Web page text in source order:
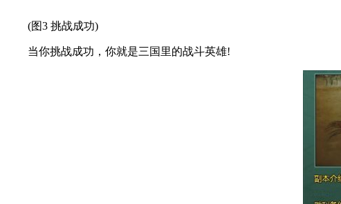
(图3 挑战成功)
当你挑战成功，你就是三国里的战斗英雄!